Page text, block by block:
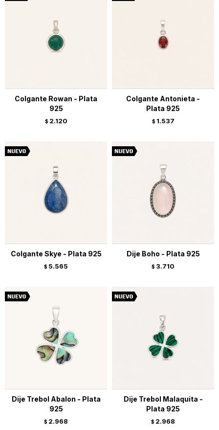
Colgante Rowan - Plata
925
$ 2.120
Colgante Antonieta -
Plata 925
$ 1.537
Colgante Skye - Plata 925
$ 5.565
Dije Boho - Plata 925
$ 3.710
Dije Trebol Abalon - Plata
925
$ 2.968
Dije Trebol Malaquita -
Plata 925
$ 2.968